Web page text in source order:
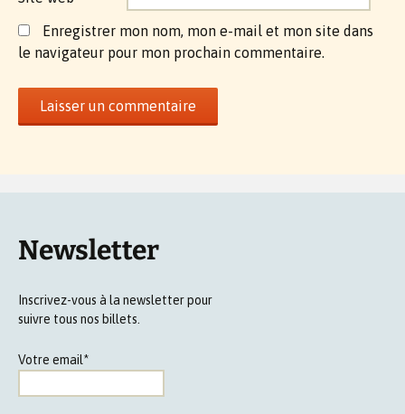
Enregistrer mon nom, mon e-mail et mon site dans
le navigateur pour mon prochain commentaire.
Newsletter
Inscrivez-vous à la newsletter pour
suivre tous nos billets.
Votre email*